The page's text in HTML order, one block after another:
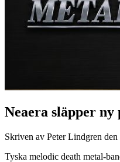
Neaera släpper ny
Skriven av Peter Lindgren den
Tyska melodic death metal-